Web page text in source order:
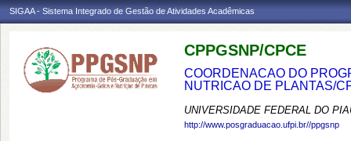
SIGAA - Sistema Integrado de Gestão de Atividades Acadêmicas
CPPGSNP/CPCE
COORDENACAO DO
NUTRICAO DE PLANTAS/
UNIVERSIDADE FEDERAL DO
http://www.posgraduacao.ufpi.br//ppgsnp